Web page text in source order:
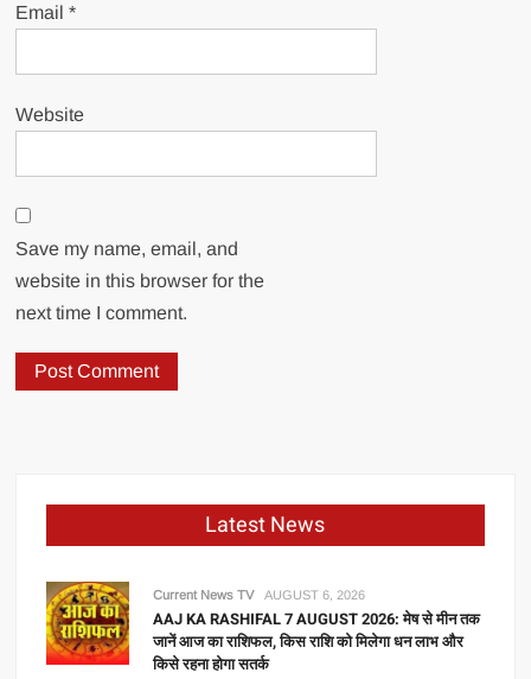
Email*
Website
Save my name, email, and
website in this browser for the
next time I comment.
Latest News
Current News TV AUGUST 6, 2026
AAJ KA RASHIFAL 7 AUGUST 2026: मेष से मीन तक
जानें आज का राशिफल, किस राशि को मिलेगा धन लाभ और
किसे रहना होगा सतर्क